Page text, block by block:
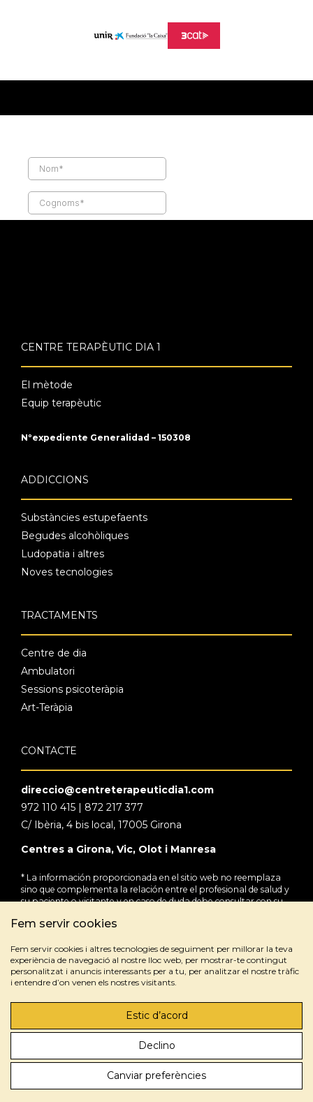
Fem servir cookies
Fem servir cookies i altres tecnologies de seguiment per millorar la teva
experiència de navegació al nostre lloc web, per mostrar-te contingut
personalitzat i anuncis interessants per a tu, per analitzar el nostre tràfic
i entendre d’on venen els nostres visitants.
Estic d’acord
Declino
Canviar preferències
CENTRE TERAPÈUTIC DIA 1
El mètode
Equip terapèutic
Nºexpediente Generalidad – 150308
ADDICCIONS
Substàncies estupefaents
Begudes alcohòliques
Ludopatia i altres
Noves tecnologies
TRACTAMENTS
Centre de dia
Ambulatori
Sessions psicoteràpia
Art-Teràpia
CONTACTE
direccio@centreterapeuticdia1.com
972 110 415 | 872 217 377
C/ Ibèria, 4 bis local, 17005 Girona
Centres a Girona, Vic, Olot i Manresa
* La información proporcionada en el sitio web no reemplaza
sino que complementa la relación entre el profesional de salud y
su paciente o visitante y en caso de duda debe consultar con su
Avís legal Política de privacitat
Política de cookies
Gener de 2026 | Gestionat perMarketing para centros
de adicciones – Medical Marketing